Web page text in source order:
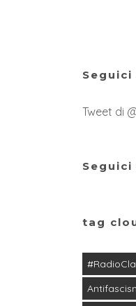
Tweet di
Seguici
tag